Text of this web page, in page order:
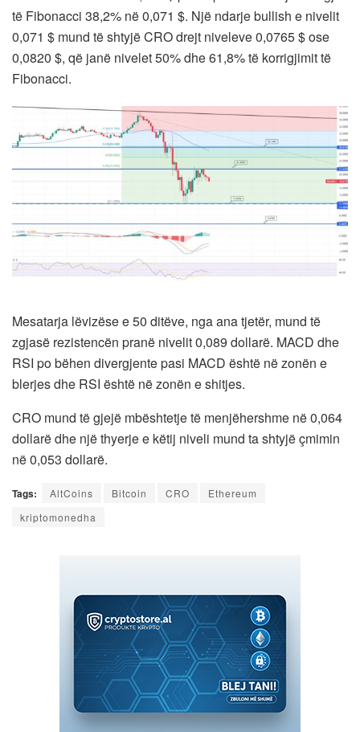
të Fibonacci 38,2% në 0,071 $. Një ndarje bullish e nivelit
0,071 $ mund të shtyjë CRO drejt niveleve 0,0765 $ ose
0,0820 $, që janë nivelet 50% dhe 61,8% të korrigjimit të
Fibonacci.
Mesatarja lëvizëse e 50 ditëve, nga ana tjetër, mund të
zgjasë rezistencën pranë nivelit 0,089 dollarë. MACD dhe
RSI po bëhen divergjente pasi MACD është në zonën e
blerjes dhe RSI është në zonën e shitjes.
CRO mund të gjejë mbështetje të menjëhershme në 0,064
dollarë dhe një thyerje e këtij niveli mund ta shtyjë çmimin
në 0,053 dollarë.
Tags: AltCoins Bitcoin CRO
Ethereum
kriptomonedha